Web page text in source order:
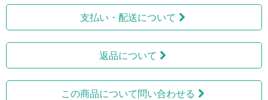
支払い・配送について
返品について
この商品について問い合わせる